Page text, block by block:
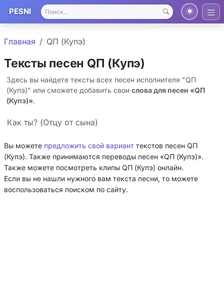
PESNI
Главная QП (Купэ)
Тексты песен QП (Купэ)
Здесь вы найдете тексты всех песен исполнителя "QП
(Купэ)" или сможете добавить свои слова для песен «QП
(Купэ)».
Как ты? (Отцу от сына)
Вы можете предложить свой вариант текстов песен QП
(Купэ). Также принимаются переводы песен «QП (Купэ)».
Также можете посмотреть клипы QП (Купэ) онлайн.
Если вы не нашли нужного вам текста песни, то можете
воспользоваться поиском по сайту.